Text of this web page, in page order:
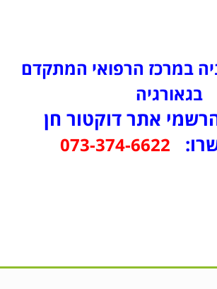
במרכז הרפואי המתקדם
בגאורגיה
אתר דוקטור חן
073-374-6622